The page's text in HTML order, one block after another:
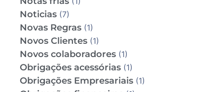
Noticias (7)
Novas Regras (1)
Novos Clientes (1)
Novos colaboradores (1)
Obrigações acessórias (1)
Obrigações Empresariais (1)